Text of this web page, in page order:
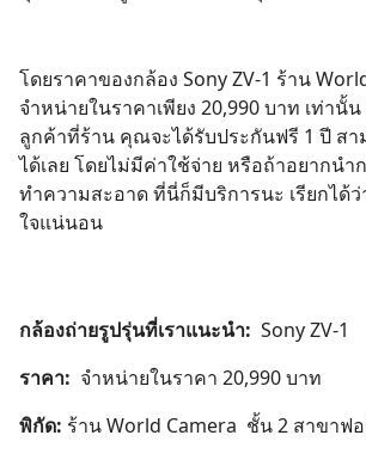
โดยราคาของกล้อง Sony ZV-1 ร้าน
จำหน่ายในราคาเพียง 20,990 บาท เท่านั้
ลูกค้าที่ร้าน คุณจะได้รับประกันฟรี 1 ปี สา
ได้เลย โดยไม่มีค่าใช้จ่าย หรือถ้าอยากนำ
ทำความสะอาด ที่นี่ก็มีบริการนะ เรียกได้
ใจแน่นอน
กล้องถ่ายรูปรุ่นที่เราแนะนำ: Sony ZV-1
ราคา: จำหน่ายในราคา 20,990 บาท
พิกัด: ร้าน World Camera ชั้น 2 สาขาฟ